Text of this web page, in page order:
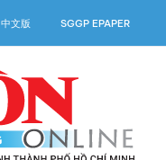
中文版 SGGP EPAPER